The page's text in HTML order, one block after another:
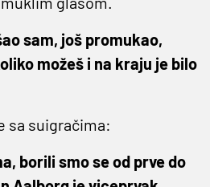
sam, još promukao,
možeš i na kraju je bilo
sa suigračima:
borili smo se od prve do